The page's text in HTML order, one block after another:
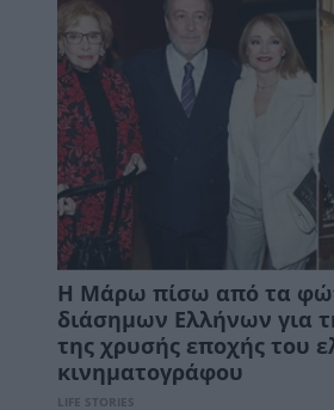
Η Μάρω πίσω από τα
διάσημων Ελλήνων για
της χρυσής εποχής του
κινηματογράφου
LIFE STORIES